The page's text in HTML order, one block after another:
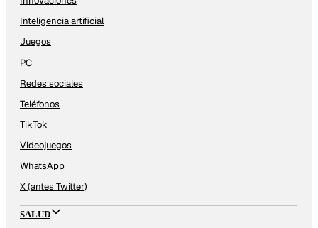
Inteligencia artificial
Juegos
PC
Redes sociales
Teléfonos
TikTok
Videojuegos
WhatsApp
X (antes Twitter)
SALUD